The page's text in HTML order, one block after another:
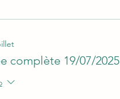
complète 19/07/2025